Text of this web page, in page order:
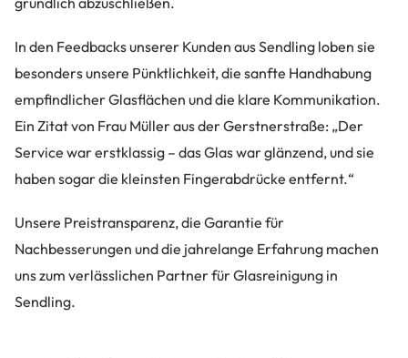
In den Feedbacks unserer Kunden aus Sendling loben sie
besonders unsere Pünktlichkeit, die sanfte Handhabung
empfindlicher Glasflächen und die klare Kommunikation.
Ein Zitat von Frau Müller aus der Gerstnerstraße: „Der
Service war erstklassig – das Glas war glänzend, und sie
haben sogar die kleinsten Fingerabdrücke entfernt.“
Unsere Preistransparenz, die Garantie für
Nachbesserungen und die jahrelange Erfahrung machen
uns zum verlässlichen Partner für Glasreinigung in
Sendling.